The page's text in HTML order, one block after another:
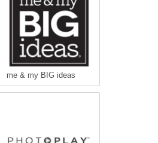
me & my BIG ideas